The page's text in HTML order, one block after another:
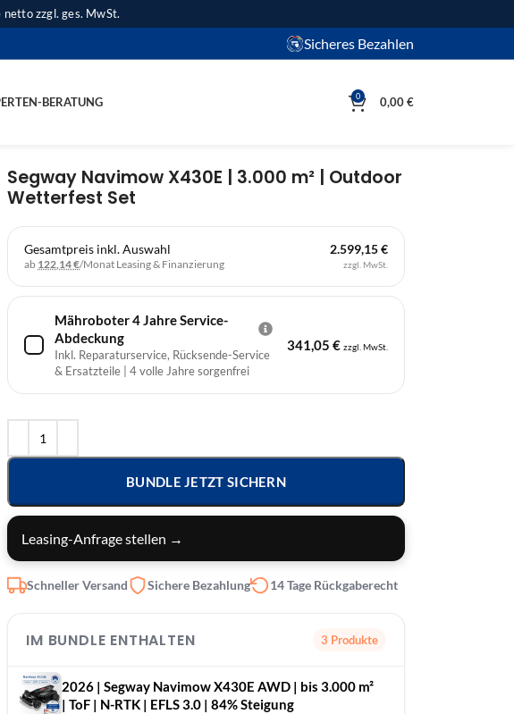
netto zzgl. ges. MwSt.
Sicheres Bezahlen
BERATUNG 0 0,00€
Segway Navimow X430E | 3.000 m² | Outdoor
Wetterfest Set
Gesamtpreis inkl. Auswahl
ab 122,14 €/Monat Leasing & Finanzierung
2.599,15 €
zzgl. MwSt.
Mähroboter 4 Jahre Service-
Abdeckung
Inkl. Reparaturservice, Rücksende-Service
& Ersatzteile | 4 volle Jahre sorgenfrei
341,05 € zzgl. MwSt.
BUNDLE JETZT SICHERN
Leasing-Anfrage stellen →
Schneller Versand Sichere Bezahlung 14 Tage Rückgaberecht
IM BUNDLE ENTHALTEN 3 Produkte
2026 | Segway Navimow X430E AWD | bis 3.000 m²
| ToF | N-RTK | EFLS 3.0 | 84% Steigung